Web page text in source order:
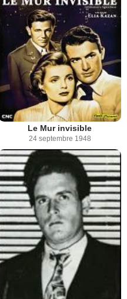
Le Mur invisible
24 septembre 1948